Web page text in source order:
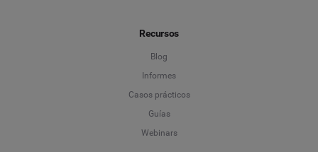
Recursos
Blog
Informes
Casos prácticos
Guías
Webinars